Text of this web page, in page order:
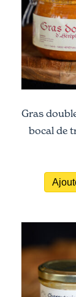
Gras
bocal de